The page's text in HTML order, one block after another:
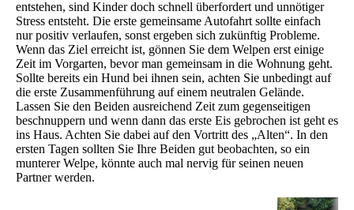
entstehen, sind Kinder doch schnell überfordert und unnötiger
Stress entsteht. Die erste gemeinsame Autofahrt sollte einfach
nur positiv verlaufen, sonst ergeben sich zukünftig Probleme.
Wenn das Ziel erreicht ist, gönnen Sie dem Welpen erst einige
Zeit im Vorgarten, bevor man gemeinsam in die Wohnung geht.
Sollte bereits ein Hund bei ihnen sein, achten Sie unbedingt auf
die erste Zusammenführung auf einem neutralen Gelände.
Lassen Sie den Beiden ausreichend Zeit zum gegenseitigen
beschnuppern und wenn dann das erste Eis gebrochen ist geht es
ins Haus. Achten Sie dabei auf den Vortritt des „Alten“. In den
ersten Tagen sollten Sie Ihre Beiden gut beobachten, so ein
munterer Welpe, könnte auch mal nervig für seinen neuen
Partner werden.